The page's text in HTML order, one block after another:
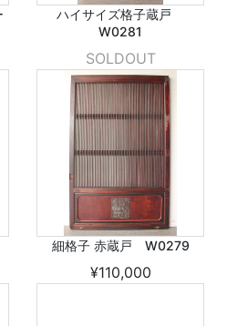
ハイサイズ格子蔵戸
W0281
SOLDOUT
細格子 赤蔵戸 W0279
¥110,000